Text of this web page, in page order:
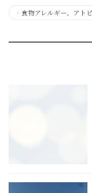
・ 食物アレルギー、アト